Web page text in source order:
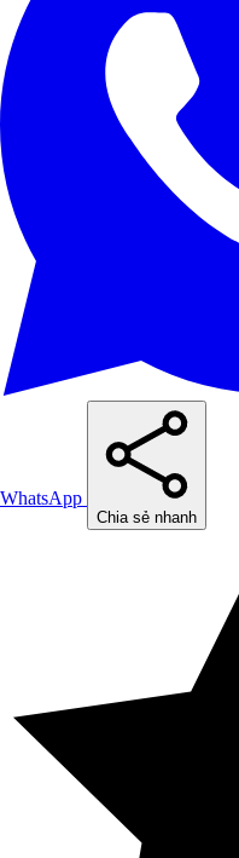
WhatsApp
Chia sẻ nhanh